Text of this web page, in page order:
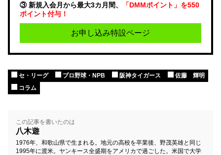
③ 新規入会月から最大3カ月間、
「DMMポイント」を550
ポイント付与！
お申し込み特設ページ
セ・リーグ プロ野球・NPB 阪神タイガース
佐藤 輝明
コラム
この記事を書いたのは
八木遊
1976年、和歌山県で生まれる。地元の高校を卒業後、野茂英雄と同じ
1995年に渡米。ヤンキース全盛期をアメリカで過ごした。米国で大学